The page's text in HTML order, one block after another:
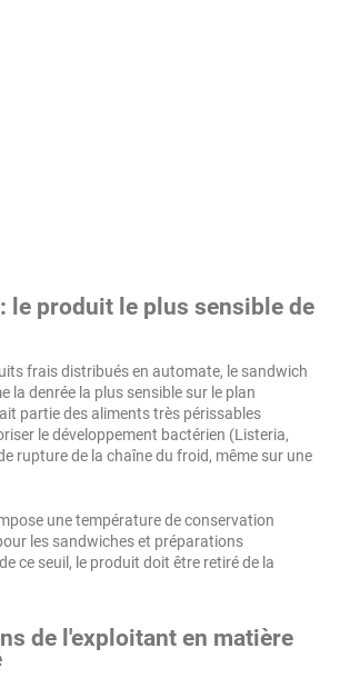
le produit le plus sensible de
frais distribués en automate, le sandwich
la denrée la plus sensible sur le plan
partie des aliments très périssables
le développement bactérien (Listeria,
rupture de la chaîne du froid, même sur une
une température de conservation
les sandwiches et préparations
ce seuil, le produit doit être retiré de la
de l'exploitant en matière